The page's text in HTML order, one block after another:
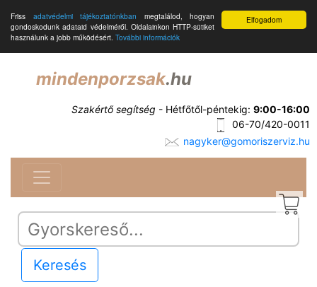
Elfogadom
Friss adatvédelmi tájékoztatónkban megtalálod, hogyan
gondoskodunk adataid védelméről. Oldalainkon HTTP-sütiket
használunk a jobb működésért. További információk
mindenporzsak.hu
Szakértő segítség - Hétfőtől-péntekig: 9:00-16:00
06-70/420-0011
nagyker@gomoriszerviz.hu
Keresés